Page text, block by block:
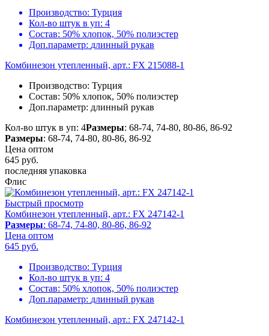
Производство: Турция
Кол-во штук в уп: 4
Состав: 50% хлопок, 50% полиэстер
Доп.параметр: длинный рукав
Комбинезон утепленный, арт.: FX 215088-1
Производство: Турция
Состав: 50% хлопок, 50% полиэстер
Доп.параметр: длинный рукав
Кол-во штук в уп: 4Размеры: 68-74, 74-80, 80-86, 86-92
Размеры: 68-74, 74-80, 80-86, 86-92
Цена оптом
645 руб.
последняя упаковка
Флис
Быстрый просмотр
Комбинезон утепленный, арт.: FX 247142-1
Размеры: 68-74, 74-80, 80-86, 86-92
Цена оптом
645 руб.
Производство: Турция
Кол-во штук в уп: 4
Состав: 50% хлопок, 50% полиэстер
Доп.параметр: длинный рукав
Комбинезон утепленный, арт.: FX 247142-1